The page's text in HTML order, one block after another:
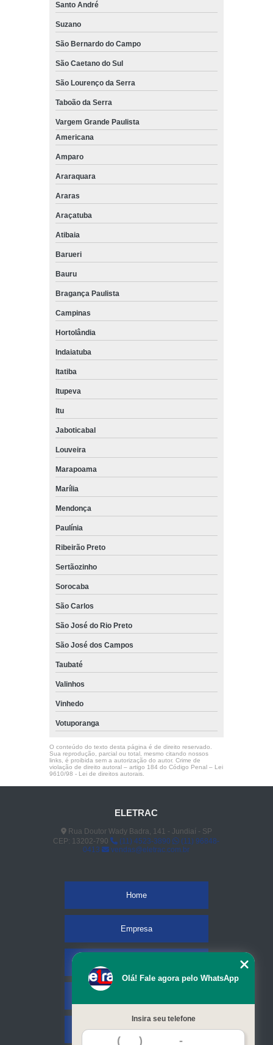
Santo André
Suzano
São Bernardo do Campo
São Caetano do Sul
São Lourenço da Serra
Taboão da Serra
Vargem Grande Paulista
Americana
Amparo
Araraquara
Araras
Araçatuba
Atibaia
Barueri
Bauru
Bragança Paulista
Campinas
Hortolândia
Indaiatuba
Itatiba
Itupeva
Itu
Jaboticabal
Louveira
Marapoama
Marília
Mendonça
Paulínia
Ribeirão Preto
Sertãozinho
Sorocaba
São Carlos
São José do Rio Preto
São José dos Campos
Taubaté
Valinhos
Vinhedo
Votuporanga
O conteúdo do texto desta página é de direito reservado.
Sua reprodução, parcial ou total, mesmo citando nossos
links, é proibida sem a autorização do autor. Crime de
violação de direito autoral – artigo 184 do Código Penal – Lei
9610/98 - Lei de direitos autorais.
ELETRAC
Rua Doutor Wady Badra, 141 - Jundiaí - SP
CEP: 13202-790
(11) 4523-3890
(11) 96848-
0413
vendas@eletrac.com.br
Home
Empresa
Contato
Olá! Fale agora pelo WhatsApp
Insira seu telefone